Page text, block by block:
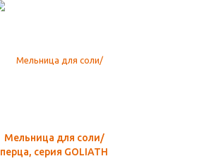
Мельница для соли/
перца, серия GOLIATH